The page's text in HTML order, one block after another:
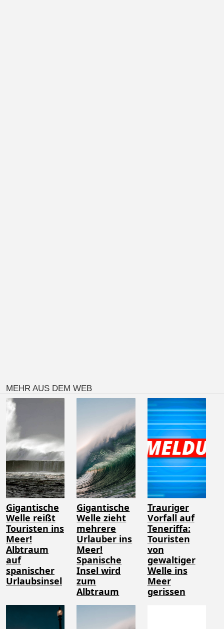
MEHR AUS DEM WEB
Gigantische
Welle reißt
Touristen ins
Meer!
Albtraum
auf
spanischer
Urlaubsinsel
Gigantische
Welle zieht
mehrere
Urlauber ins
Meer!
Spanische
Insel wird
zum
Albtraum
Trauriger
Vorfall auf
Teneriffa:
Touristen
von
gewaltiger
Welle ins
Meer
gerissen